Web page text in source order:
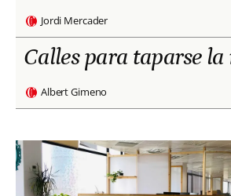
Jordi Mercader
Calles para taparse la
Albert Gimeno